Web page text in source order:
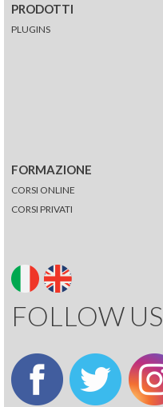
PRODOTTI
PLUGINS
FORMAZIONE
CORSI ONLINE
CORSI PRIVATI
FOLLOW US